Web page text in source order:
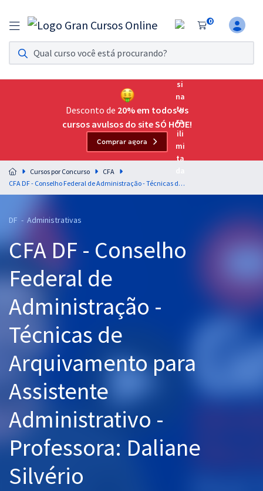
0
Assinatura Ilimitada 11
Acesso a todos os cursos. Teste grátis por 7 dias!
Assinatura OAB Até Passar
Acesso ilimitado a toda preparação para o Exame da
Residências Multiprofissionais
Preparação completa e intensiva para as principais
residências em saúde do Brasil
Cursos 20% OFF
Pós
Graduação
OAB
Questões grátis
Aprovados
Desconto de 20% em todos os
cursos avulsos do site SÓ HOJE!
Comprar agora
Cursos por Concurso
CFA
CFA DF - Conselho Federal de Administração - Técnicas de Arquivamento para Assistente Administrativo - Professora: Daliane Silvério
DF - Administrativas
CFA DF - Conselho
Federal de
Administração -
Técnicas de
Arquivamento para
Assistente
Administrativo -
Professora: Daliane
Silvério